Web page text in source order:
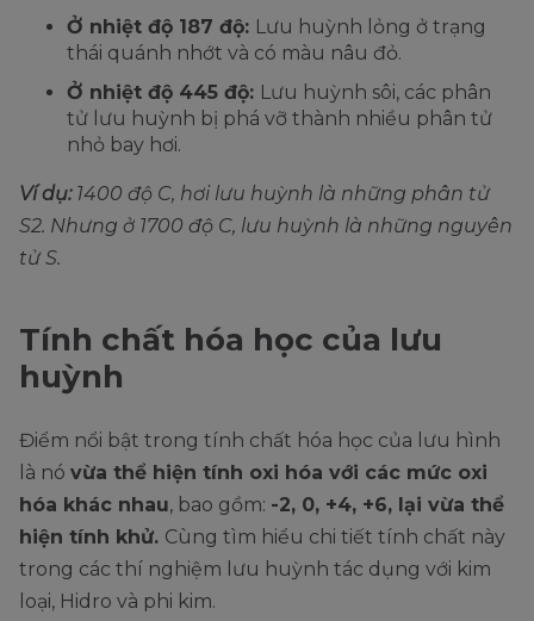
Ở nhiệt độ 187 độ: Lưu huỳnh lỏng ở trạng
thái quánh nhớt và có màu nâu đỏ.
Ở nhiệt độ 445 độ: Lưu huỳnh sôi, các phân
tử lưu huỳnh bị phá vỡ thành nhiều phân tử
nhỏ bay hơi.
Ví dụ:1400 độ C, hơi lưu huỳnh là những phân tử
S2. Nhưng ở 1700 độ C, lưu huỳnh là những nguyên
tử S.
Tính chất hóa học của lưu
huỳnh
Điểm nổi bật trong tính chất hóa học của lưu hình
là nó vừa thể hiện tính oxi hóa với các mức oxi
hóa khác nhau, bao gồm: -2, 0, +4, +6, lại vừa thể
hiện tính khử. Cùng tìm hiểu chi tiết tính chất này
trong các thí nghiệm lưu huỳnh tác dụng với kim
loại, Hidro và phi kim.